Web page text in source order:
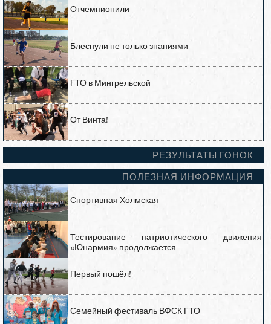
Отчемпионили
Блеснули не только знаниями
ГТО в Мингрельской
От Винта!
РЕЗУЛЬТАТЫ ГОНОК
ПОЛЕЗНАЯ ИНФОРМАЦИЯ
Спортивная Холмская
Тестирование патриотического движения
«Юнармия» продолжается
Первый пошёл!
Семейный фестиваль ВФСК ГТО